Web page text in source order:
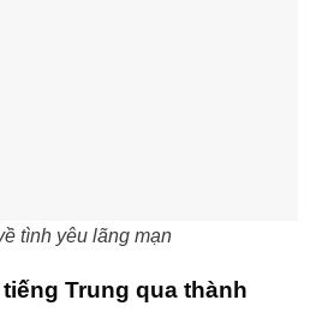
tình yêu lãng mạn
Trung qua thành